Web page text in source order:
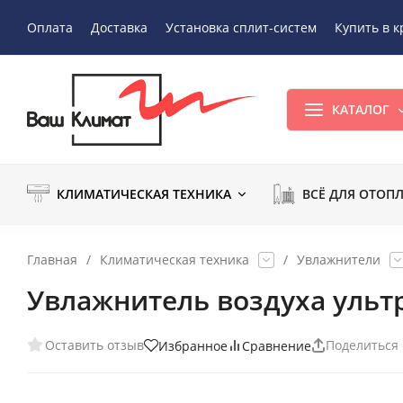
Оплата Доставка Установка сплит-систем Купить в
КАТАЛОГ
КЛИМАТИЧЕСКАЯ ТЕХНИКА ВСЁ ДЛЯ
Главная / Климатическая техника / Увлажнители
Увлажнитель воздуха
Оставить отзыв Избранное Сравнение Поделиться